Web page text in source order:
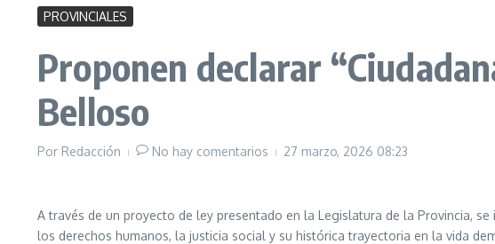
PROVINCIALES
Proponen declarar
Belloso
Por Redacción No hay comentarios 27 marzo, 2026 08:23
A través de un proyecto de ley presentado en la Legislatura de la Provincia,
los derechos humanos, la justicia social y su histórica trayectoria en la vida